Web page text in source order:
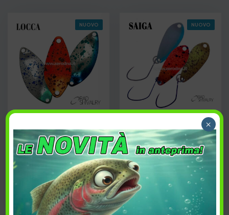
NUOVO
7,30€
Acquista
PREFERITI
NUOVO
Rad Shivarly Saiga
7,30€
PREFERITI
×